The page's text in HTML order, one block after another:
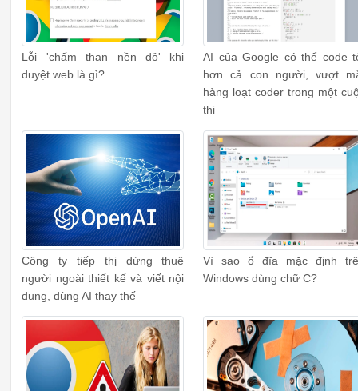
Lỗi 'chấm than nền đỏ' khi
duyệt web là gì?
AI của Google có thể code
hơn cả con người, vượt
hàng loạt coder trong một
thi
Công ty tiếp thị dừng thuê
người ngoài thiết kế và viết nội
dung, dùng AI thay thế
Vì sao ổ đĩa mặc định
Windows dùng chữ C?